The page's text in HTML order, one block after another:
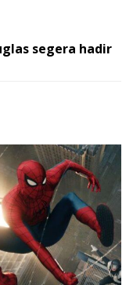
segera hadir